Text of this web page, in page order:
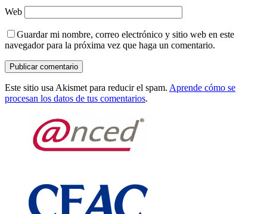
Web
Guardar mi nombre, correo electrónico y sitio web en este
navegador para la próxima vez que haga un comentario.
Este sitio usa Akismet para reducir el spam. Aprende cómo se
procesan los datos de tus comentarios.